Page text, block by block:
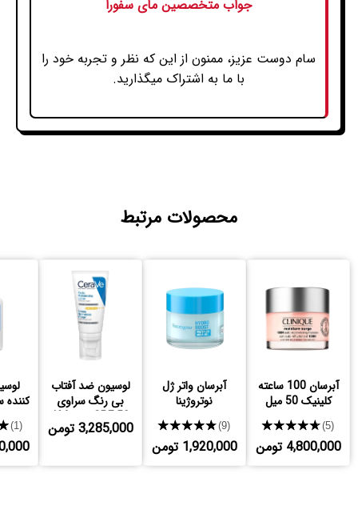
جواب متخصصین مای سفورا
سام دوست عزیز، ممنون از این که نظر و تجربه خود را
با ما به اشتراک میگذارید.
محصولات مرتبط
آبرسان 100 ساعته
کلینیک 50 میل
★★★★★(5)
4,800,000 تومن
آبرسان واتر ژل
نوتروژینا
★★★★★(9)
1,920,000 تومن
لوسیون ضد آفتاب
بی رنگ سراوی
SPF 50 مدل AM
3,285,000 تومن (1)